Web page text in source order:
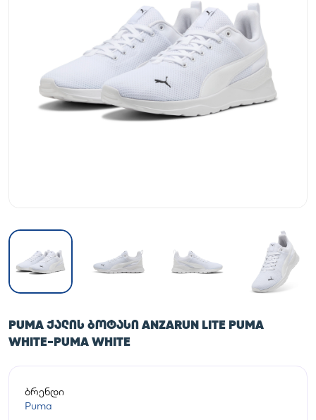
PUMA ᲥᲐᲚᲘᲡ ᲑᲝᲢᲐᲡᲘ ANZARUN LITE PUMA
WHITE-PUMA WHITE
ბრენდი
Puma